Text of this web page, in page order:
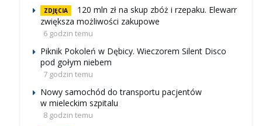
ZDJĘCIA
120 mln zł na skup zbóż i rzepaku. Elewarr
zwiększa możliwości zakupowe
6 godzin temu
Piknik Pokoleń w Dębicy. Wieczorem Silent Disco
pod gołym niebem
7 godzin temu
Nowy samochód do transportu pacjentów
w mieleckim szpitalu
8 godzin temu